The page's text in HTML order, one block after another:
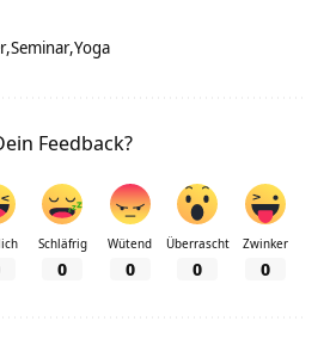
Seminar Yoga
Feedback?
Schläfrig
0
Wütend
0
Überrascht
0
Zwinker
0